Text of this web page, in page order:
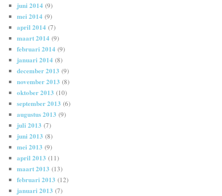
juni 2014 (9)
mei 2014 (9)
april 2014 (7)
maart 2014 (9)
februari 2014 (9)
januari 2014 (8)
december 2013 (9)
november 2013 (8)
oktober 2013 (10)
september 2013 (6)
augustus 2013 (9)
juli 2013 (7)
juni 2013 (8)
mei 2013 (9)
april 2013 (11)
maart 2013 (13)
februari 2013 (12)
januari 2013 (7)